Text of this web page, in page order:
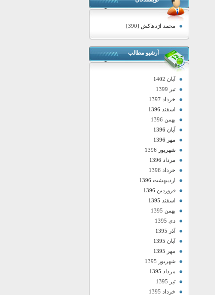
محمد اژدهاکش [390]
آرشیو مطالب
آبان 1402
تیر 1399
خرداد 1397
اسفند 1396
بهمن 1396
آبان 1396
مهر 1396
شهریور 1396
مرداد 1396
خرداد 1396
اردیبهشت 1396
فروردین 1396
اسفند 1395
بهمن 1395
دی 1395
آذر 1395
آبان 1395
مهر 1395
شهریور 1395
مرداد 1395
تیر 1395
خرداد 1395